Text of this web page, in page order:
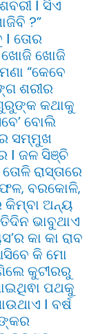
Ι ସିଏ
?”
ତୋର
ଖୋଜି ଖୋଜି
“କେବେ
ଶରୀର
କଥାକୁ
ବୋଲି
ସମ୍ମୁଖ
Ι ଜଳ ସିଞ୍ଚି
ରାସ୍ତାରେ
ଫଳ, ବରକୋଳି,
କିମ୍ବା ଅନ୍ୟ
ଭାବୁଥାଏ
କା କା ରାବ
କି ମୋ
କୁଟୀରରୁ
ପଥକୁ
Ι ବର୍ଷ